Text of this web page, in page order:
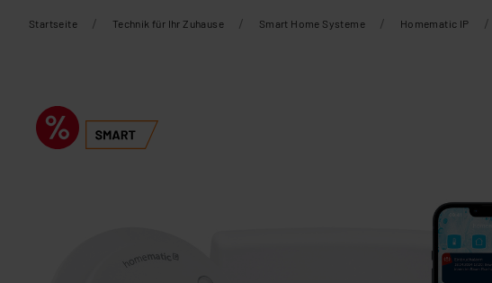
Startseite / Technik für Ihr Zuhause / Smart Home Systeme / Homematic IP /